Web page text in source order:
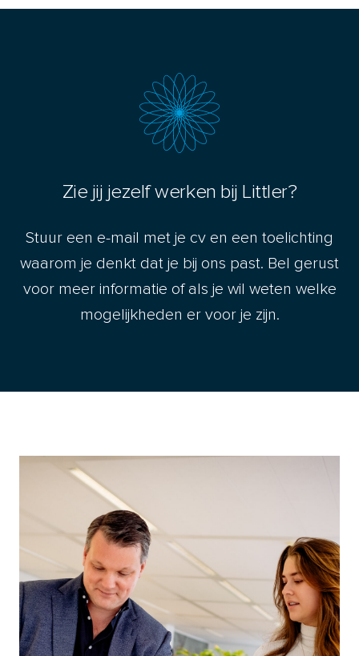
Zie jij jezelf werken bij Littler?
Stuur een e-mail met je cv en een toelichting
waarom je denkt dat je bij ons past. Bel gerust
voor meer informatie of als je wil weten welke
mogelijkheden er voor je zijn.